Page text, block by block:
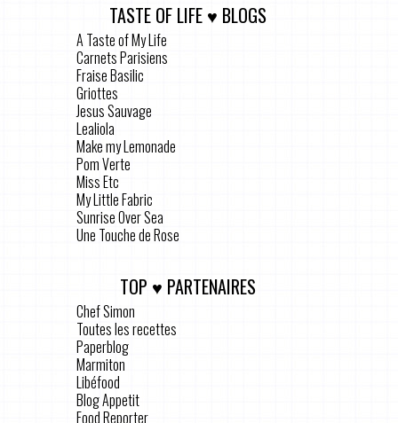
TASTE OF LIFE ♥ BLOGS
A Taste of My Life
Carnets Parisiens
Fraise Basilic
Griottes
Jesus Sauvage
Lealiola
Make my Lemonade
Pom Verte
Miss Etc
My Little Fabric
Sunrise Over Sea
Une Touche de Rose
TOP ♥ PARTENAIRES
Chef Simon
Toutes les recettes
Paperblog
Marmiton
Libéfood
Blog Appetit
Food Reporter